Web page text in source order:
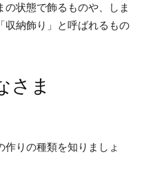
の状態で飾るものや、しま
収納飾り」と呼ばれるもの
さま
りの種類を知りましょ